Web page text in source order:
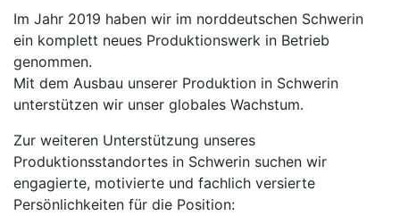
Im Jahr 2019 haben wir im norddeutschen Schwerin
ein komplett neues Produktionswerk in Betrieb
genommen.
Mit dem Ausbau unserer Produktion in Schwerin
unterstützen wir unser globales Wachstum.
Zur weiteren Unterstützung unseres
Produktionsstandortes in Schwerin suchen wir
engagierte, motivierte und fachlich versierte
Persönlichkeiten für die Position: